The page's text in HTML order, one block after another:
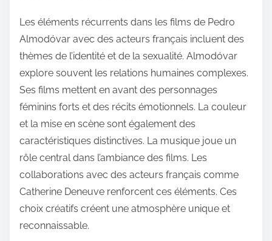
Les éléments récurrents dans les films de Pedro
Almodóvar avec des acteurs français incluent des
thèmes de l’identité et de la sexualité. Almodóvar
explore souvent les relations humaines complexes.
Ses films mettent en avant des personnages
féminins forts et des récits émotionnels. La couleur
et la mise en scène sont également des
caractéristiques distinctives. La musique joue un
rôle central dans l’ambiance des films. Les
collaborations avec des acteurs français comme
Catherine Deneuve renforcent ces éléments. Ces
choix créatifs créent une atmosphère unique et
reconnaissable.